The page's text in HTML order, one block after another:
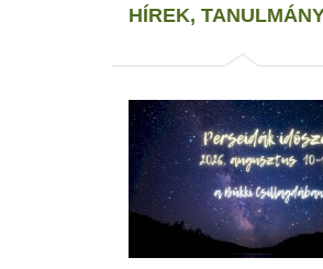
HÍREK,